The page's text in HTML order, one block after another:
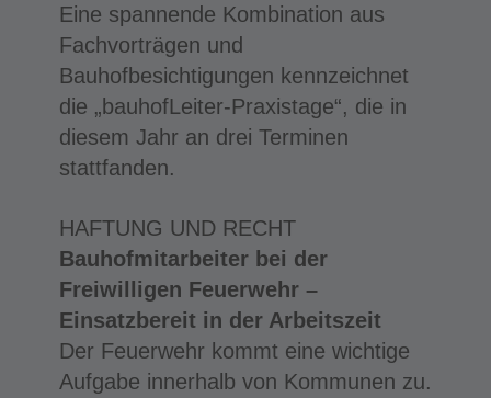
Eine spannende Kombination aus
Fachvorträgen und
Bauhofbesichtigungen kennzeichnet
die „bauhofLeiter-Praxistage“, die in
diesem Jahr an drei Terminen
stattfanden.
HAFTUNG UND RECHT
Bauhofmitarbeiter bei der
Freiwilligen Feuerwehr –
Einsatzbereit in der Arbeitszeit
Der Feuerwehr kommt eine wichtige
Aufgabe innerhalb von Kommunen zu.